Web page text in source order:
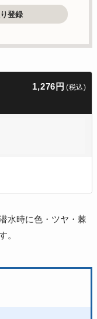
登録
1,276円 (税込)
水時に色・ツヤ・棘
。